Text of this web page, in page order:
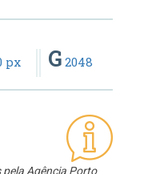
px G 2048
Agência Porto